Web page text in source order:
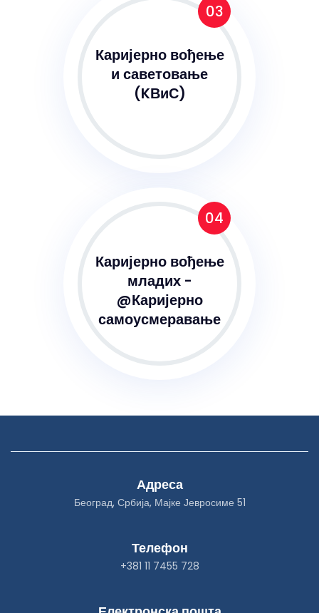
03
Каријерно вођење
и саветовање
(KВиС)
04
Каријерно вођење
младих -
@Каријерно
самоусмеравање
Адреса
Београд, Србија, Мајке Јевросиме 51
Телефон
+381 11 7455 728